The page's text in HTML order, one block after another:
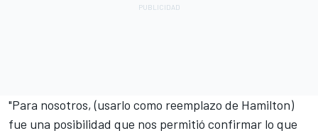
"Para nosotros, (usarlo como reemplazo de Hamilton)
fue una posibilidad que nos permitió confirmar lo que